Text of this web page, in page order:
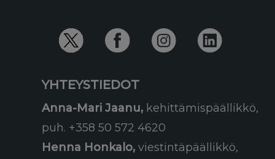
YHTEYSTIEDOT
Anna-Mari Jaanu, kehittämispäällikkö,
puh. +358 50 572 4620
Henna Honkalo, viestintäpäällikkö,